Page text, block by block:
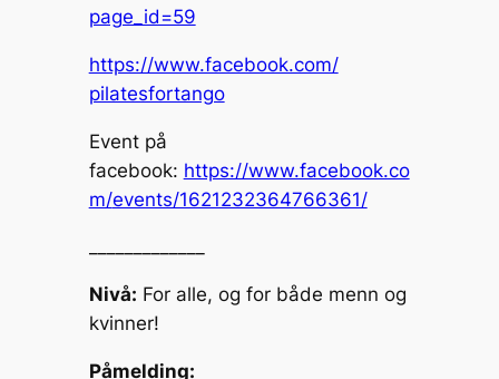
page_id=59
https://www.facebook.com/
pilatesfortango
Event på
facebook: https://www.facebook.co
m/events/1621232364766361/
Nivå: For alle, og for både menn og
kvinner!
Påmelding: